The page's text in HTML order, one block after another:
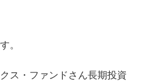
。
ス・ファンドさん長期投資